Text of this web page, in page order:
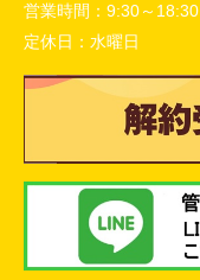
営業時間： 9:30～18:30
定休日： 水曜日